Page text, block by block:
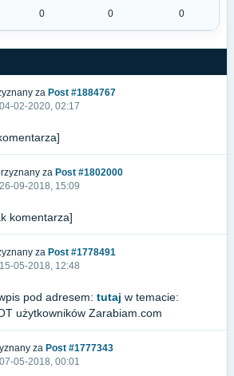
0 0 0
za Post #1884767
02-2020, 02:17
za Post #1802000
09-2018, 15:09
komentarza]
za Post #1778491
05-2018, 12:48
pod adresem: tutaj w temacie:
użytkowników Zarabiam.com
za Post #1777343
05-2018, 00:01